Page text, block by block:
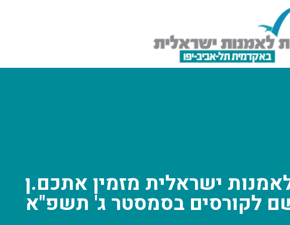
ישראלית מזמין אתכם.ן
לקורסים בסמסטר ג' תשפ"א